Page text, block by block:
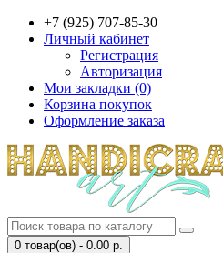
+7 (925) 707-85-30
Личный кабинет
Регистрация
Авторизация
Мои закладки (0)
Корзина покупок
Оформление заказа
0 товар(ов) - 0.00 р.